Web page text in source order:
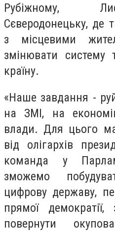
Рубіжному,
Сєверодонецьку, де
з місцевими
змінювати систему
країну.
«Наше завдання -
на ЗМІ, на
влади. Для цього
від олігархів
команда у
зможемо
цифрову державу,
прямої
повернути